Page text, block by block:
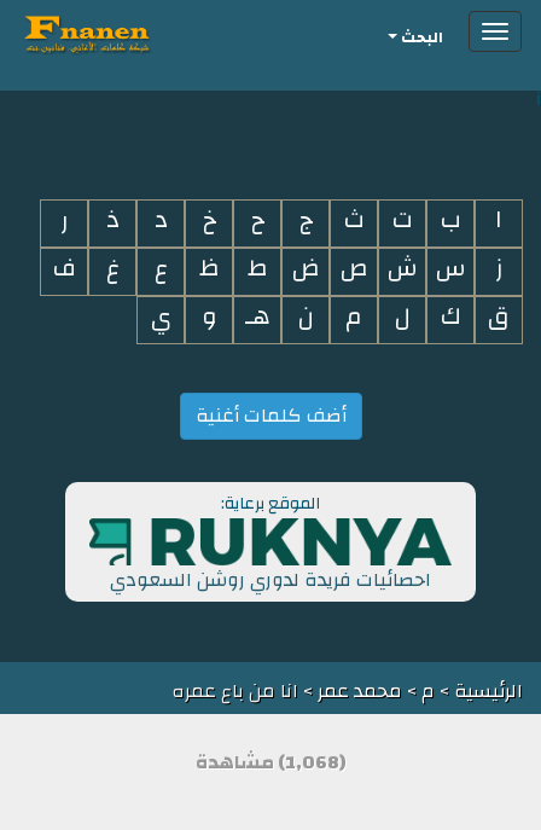
i
Toggleالبحث
ا ب ت ث ج ح خ د ذ
ر
ز
س ش ص ض ط ظ ع غ
ف
ق
ك ل م ن هـ و ي
أضف كلمات أغنية
الموقع برعاية:
احصائيات فريدة لدوري روشن السعودي
الرئيسية> م> محمد عمر> انا من باع عمره
(1,068) مشاهدة